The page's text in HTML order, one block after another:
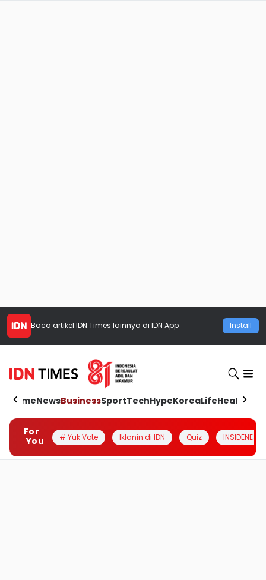
Baca artikel IDN Times lainnya di IDN App Install
HomeNewsBusinessSportTechHypeKoreaLifeHealth
For
You
# Yuk Vote Iklanin di IDN Quiz INSIDENESIA